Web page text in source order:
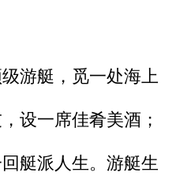
游艇，觅一处海上
设一席佳肴美酒；
艇派人生。游艇生